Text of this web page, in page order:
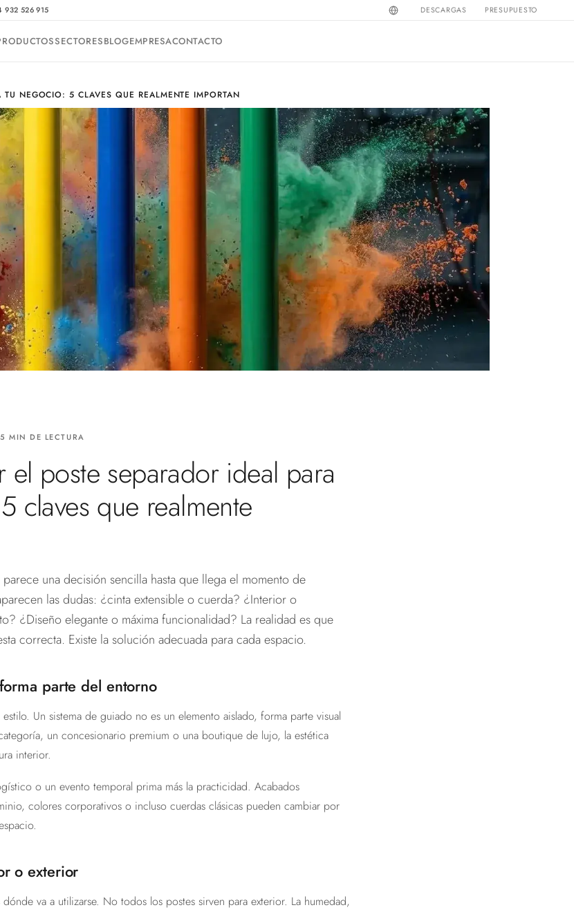
932 526 915 DESCARGAS PRESUPUESTO
SECTORESBLOGEMPRESACONTACTO
NEGOCIO: 5 CLAVES QUE REALMENTE IMPORTAN
5 MIN DE LECTURA
poste separador ideal para
claves que realmente
una decisión sencilla hasta que llega el momento de
las dudas: ¿cinta extensible o cuerda? ¿Interior o
¿Diseño elegante o máxima funcionalidad? La realidad es que
correcta. Existe la solución adecuada para cada espacio.
parte del entorno
Un sistema de guiado no es un elemento aislado, forma parte visual
un concesionario premium o una boutique de lujo, la estética
interior.
o un evento temporal prima más la practicidad. Acabados
colores corporativos o incluso cuerdas clásicas pueden cambiar por
o exterior
va a utilizarse. No todos los postes sirven para exterior. La humedad,